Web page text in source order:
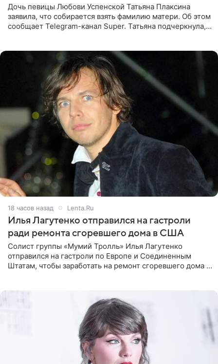
Дочь певицы Любови Успенской Татьяна Плаксина
заявила, что собирается взять фамилию матери. Об этом
сообщает Telegram-канал Super. Татьяна подчеркнула,
18 часов назад Lenta.Ru
Илья Лагутенко отправился на гастроли
ради ремонта сгоревшего дома в США
Солист группы «Мумий Тролль» Илья Лагутенко
отправился на гастроли по Европе и Соединенным
Штатам, чтобы заработать на ремонт сгоревшего дома в